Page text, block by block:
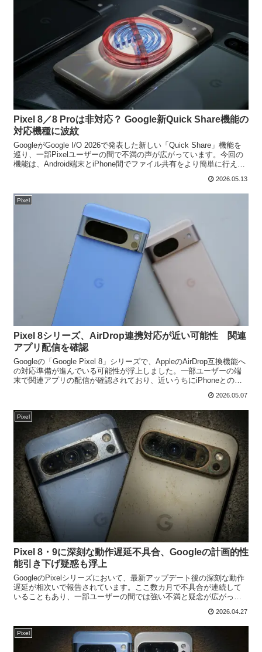
Pixel 8／8 Proは非対応？ Google新Quick Share機能の
対応機種に波紋
GoogleがGoogle I/O 2026で発表した新しい「Quick Share」機能を
巡り、一部Pixelユーザーの間で不満の声が広がっています。今回の
機能は、Android端末とiPhone間でファイル共有をより簡単に行える
2026.05.13
Pixel
Pixel 8シリーズ、AirDrop連携対応が近い可能性 関連
アプリ配信を確認
Googleの「Google Pixel 8」シリーズで、AppleのAirDrop互換機能へ
の対応準備が進んでいる可能性が浮上しました。一部ユーザーの端
末で関連アプリの配信が確認されており、近いうちにiPhoneとのフ
2026.05.07
Pixel
Pixel 8・9に深刻な動作遅延不具合、Googleの計画的性
能引き下げ疑惑も浮上
GoogleのPixelシリーズにおいて、最新アップデート後の深刻な動作
遅延が相次いで報告されています。ここ数カ月で不具合が連続して
いることもあり、一部ユーザーの間では強い不満と疑念が広がって
2026.04.27
Pixel